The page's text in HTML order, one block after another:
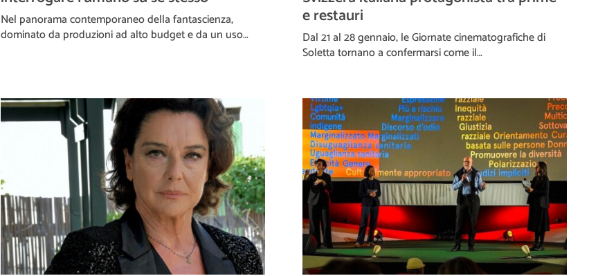
Nel panorama contemporaneo della fantascienza,
dominato da produzioni ad alto budget e da un uso…
e restauri
Dal 21 al 28 gennaio, le Giornate cinematografiche di
Soletta tornano a confermarsi come il…